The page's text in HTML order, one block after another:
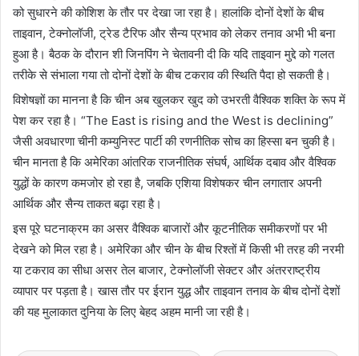
को सुधारने की कोशिश के तौर पर देखा जा रहा है। हालांकि दोनों देशों के बीच
ताइवान, टेक्नोलॉजी, ट्रेड टैरिफ और सैन्य प्रभाव को लेकर तनाव अभी भी बना
हुआ है। बैठक के दौरान शी जिनपिंग ने चेतावनी दी कि यदि ताइवान मुद्दे को गलत
तरीके से संभाला गया तो दोनों देशों के बीच टकराव की स्थिति पैदा हो सकती है।
विशेषज्ञों का मानना है कि चीन अब खुलकर खुद को उभरती वैश्विक शक्ति के रूप में
पेश कर रहा है। “The East is rising and the West is declining”
जैसी अवधारणा चीनी कम्युनिस्ट पार्टी की रणनीतिक सोच का हिस्सा बन चुकी है।
चीन मानता है कि अमेरिका आंतरिक राजनीतिक संघर्ष, आर्थिक दबाव और वैश्विक
युद्धों के कारण कमजोर हो रहा है, जबकि एशिया विशेषकर चीन लगातार अपनी
आर्थिक और सैन्य ताकत बढ़ा रहा है।
इस पूरे घटनाक्रम का असर वैश्विक बाजारों और कूटनीतिक समीकरणों पर भी
देखने को मिल रहा है। अमेरिका और चीन के बीच रिश्तों में किसी भी तरह की नरमी
या टकराव का सीधा असर तेल बाजार, टेक्नोलॉजी सेक्टर और अंतरराष्ट्रीय
व्यापार पर पड़ता है। खास तौर पर ईरान युद्ध और ताइवान तनाव के बीच दोनों देशों
की यह मुलाकात दुनिया के लिए बेहद अहम मानी जा रही है।